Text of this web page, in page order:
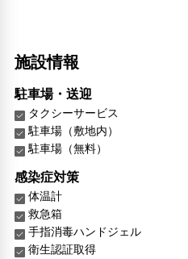
施設情報
駐車場・送迎
タクシーサービス
駐車場（敷地内）
駐車場（無料）
感染症対策
体温計
救急箱
手指消毒ハンドジェル
衛生認証取得